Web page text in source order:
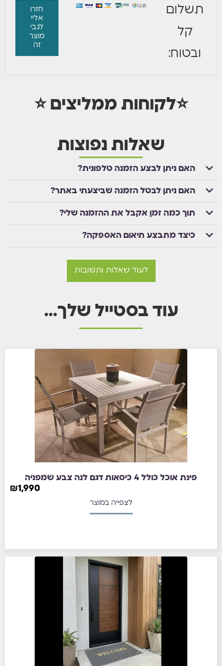
אני מסכים/ה לקבל הודעת וואטסאפ כאשר מוצר זה יחזור למלאי.
תשלום
קל
ובטוח:
חזרו
אליי
לגבי
מוצר
זה
⭐לקוחות ממליצים ⭐
שאלות נפוצות
האם ניתן לבצע הזמנה טלפונית?
האם ניתן לבטל הזמנה שביצעתי באתר?
תוך כמה זמן אקבל את ההזמנה שלי?
כיצד מתבצע תיאום האספקה?
לעוד שאלות ותשובות
עוד בסטייל שלך…
פינת אוכל כולל 4 כיסאות דגם לנה צבע שמפניה
₪1,990
לצפייה במוצר